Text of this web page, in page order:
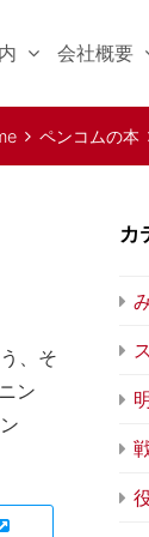
会社概要
ペンコムの本
、そ
ン
カ